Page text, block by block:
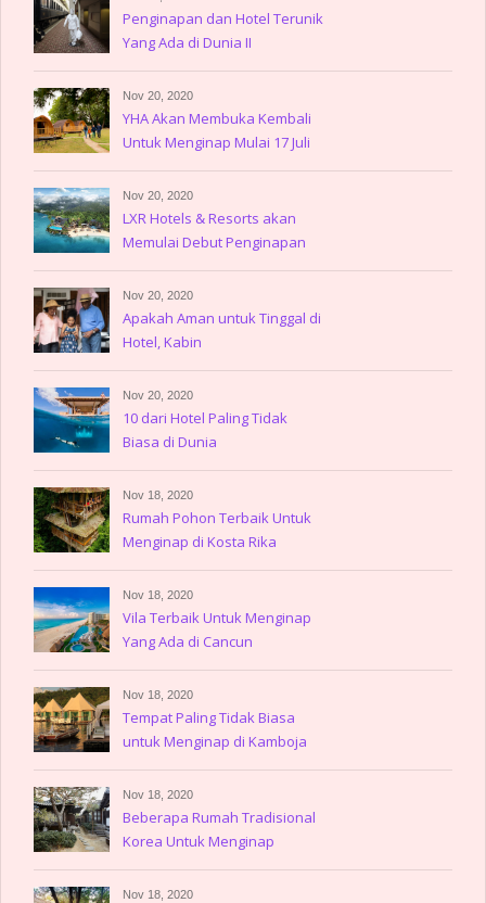
Penginapan dan Hotel Terunik
Yang Ada di Dunia II
Nov 20, 2020
YHA Akan Membuka Kembali
Untuk Menginap Mulai 17 Juli
Nov 20, 2020
LXR Hotels & Resorts akan
Memulai Debut Penginapan
Nov 20, 2020
Apakah Aman untuk Tinggal di
Hotel, Kabin
Nov 20, 2020
10 dari Hotel Paling Tidak
Biasa di Dunia
Nov 18, 2020
Rumah Pohon Terbaik Untuk
Menginap di Kosta Rika
Nov 18, 2020
Vila Terbaik Untuk Menginap
Yang Ada di Cancun
Nov 18, 2020
Tempat Paling Tidak Biasa
untuk Menginap di Kamboja
Nov 18, 2020
Beberapa Rumah Tradisional
Korea Untuk Menginap
Nov 18, 2020